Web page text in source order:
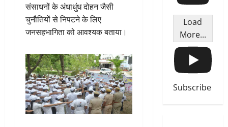
संसाधनों के अंधाधुंध दोहन जैसी
चुनौतियों से निपटने के लिए
जनसहभागिता को आवश्यक बताया।
Load
More...
Subscribe